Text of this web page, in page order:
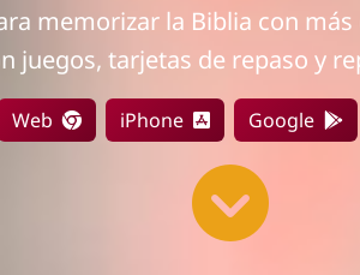
memorizar la Biblia con
juegos, tarjetas de repaso y
Web iPhone Google